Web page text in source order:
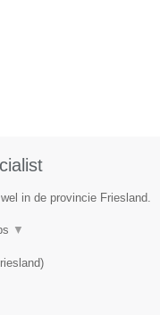
in de provincie Friesland.
▼
)